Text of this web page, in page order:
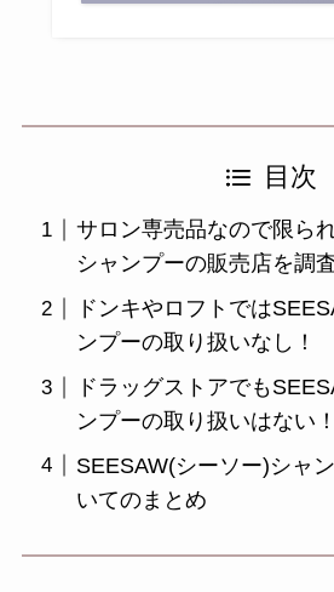
目次
サロン専売品なので限ら
シャンプーの販売店を調査
ドンキやロフトでは
ンプーの取り扱いなし！
ドラッグストアでも
ンプーの取り扱いはない！
SEESAW(シーソー)シャ
いてのまとめ